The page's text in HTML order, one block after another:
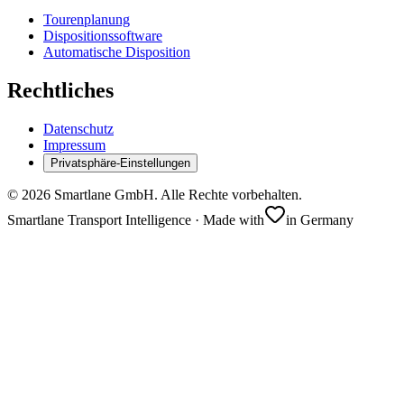
Tourenplanung
Dispositionssoftware
Automatische Disposition
Rechtliches
Datenschutz
Impressum
Privatsphäre-Einstellungen
© 2026 Smartlane GmbH. Alle Rechte vorbehalten.
Smartlane Transport Intelligence · Made with
in Germany